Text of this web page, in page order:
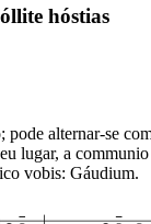
hóstias
pode alternar-se
lugar, a
vobis: Gáudium.